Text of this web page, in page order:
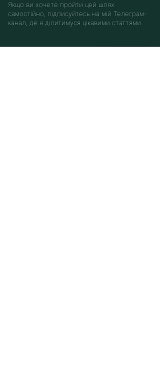
Якщо ви хочете пройти цей шлях
самостійно, підписуйтесь на мій Телеграм-
канал, де я ділитимуся цікавими статтями